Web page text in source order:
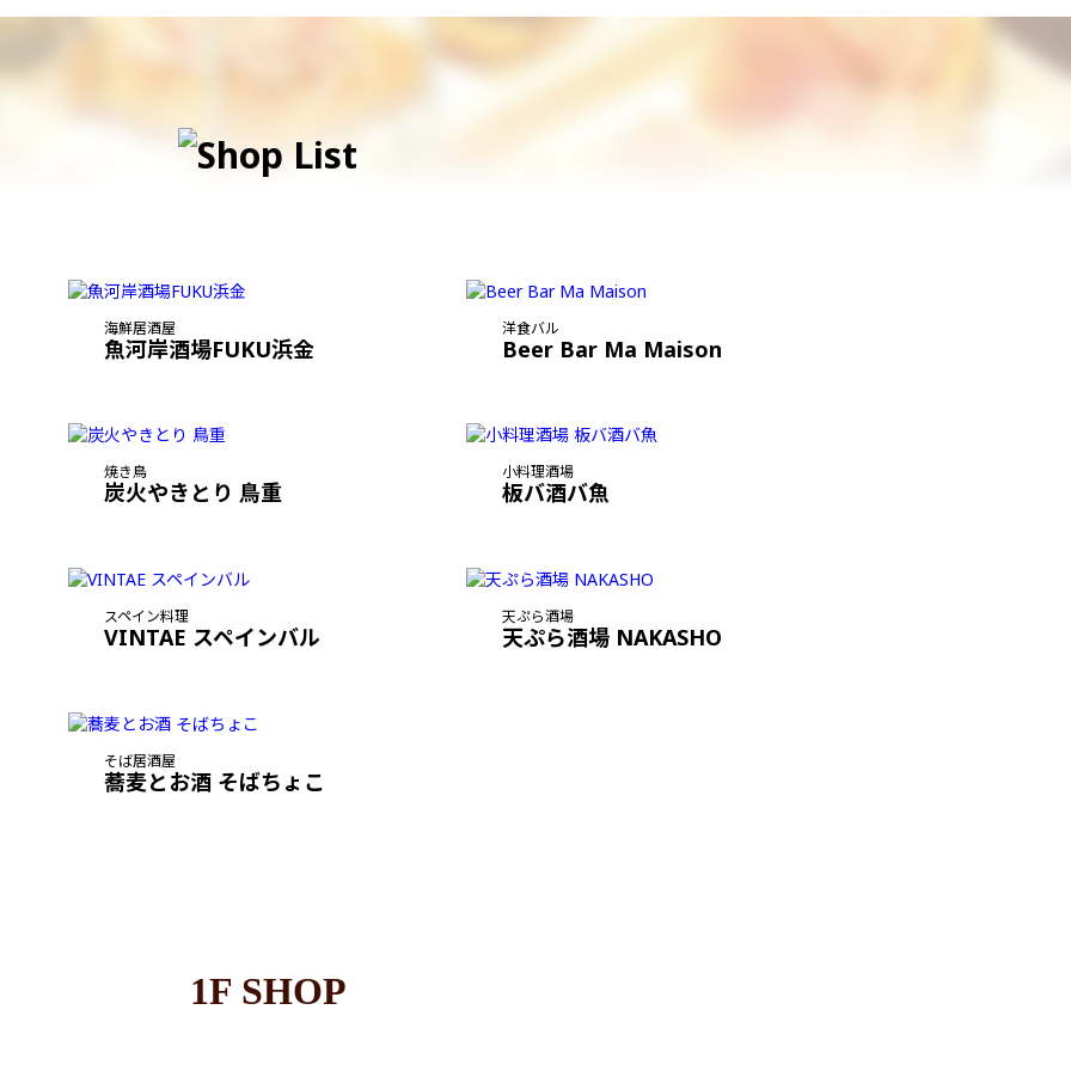
海鮮居酒屋
魚河岸酒場FUKU浜金
洋食バル
Beer Bar Ma Maison
焼き鳥
炭火やきとり 鳥重
小料理酒場
板バ酒バ魚
スペイン料理
VINTAE スペインバル
天ぷら酒場
天ぷら酒場 NAKASHO
そば居酒屋
蕎麦とお酒 そばちょこ
1F SHOP